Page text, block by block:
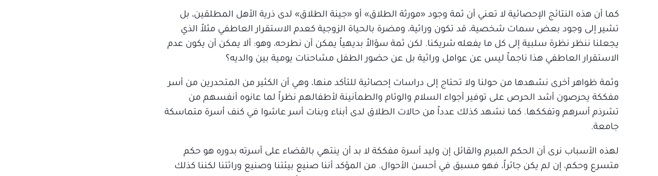
كما أن هذه النتائج الإحصائية لا تعني أن ثمة وجود «مورثة الطلاق» أو «جينة الطلاق» لدى ذرية الأهل المطلقين، بل
تشير إلى وجود بعض سمات شخصية، قد تكون وراثية، ومضرة بالحياة الزوجية كعدم الاستقرار العاطفي مثلاً الذي
يجعلنا ننظر نظرة سلبية إلى كل ما يفعله شريكنا. لكن ثمة سؤالاً بديهياً يمكن أن نطرحه، وهو: ألا يمكن أن يكون عدم
الاستقرار العاطفي هذا ناجماً ليس عن عوامل وراثية بل عن حضور الطفل مشاحنات يومية بين والديه؟
وثمة ظواهر أخرى نشهدها من حولنا ولا تحتاج إلى دراسات إحصائية للتأكد منها، وهي أن الكثير من المتحدرين من أسر
مفككة يحرصون أشد الحرص على توفير أجواء السلام والوئام والطمأنينة لأطفالهم نظراً لما عانوه أنفسهم من
تشرذم أسرهم وتفككها. كما نشهد كذلك عدداً من حالات الطلاق لدى أبناء وبنات أسر عاشوا في كنف أسرة متماسكة
جامعة.
لهذه الأسباب نرى أن الحكم المبرم والقائل إن وليد أسرة مفككة لا بد أن ينتهي بالقضاء على أسرته بدوره هو حكم
متسرع وحكم، إن لم يكن جائراً، فهو مسبق في أحسن الأحوال. من المؤكد أننا صنيع بيئتنا وصنيع وراثتنا لكننا كذلك